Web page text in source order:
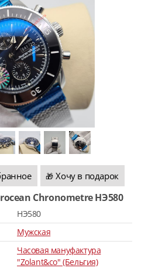
🎁 Хочу в подарок
Chronometre HЭ580
HЭ580
Мужская
Часовая мануфактура
"Zolant&co" (Бельгия)